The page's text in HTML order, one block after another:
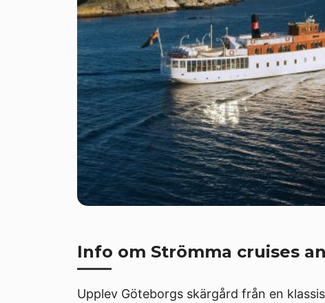
Info om Strömma cruises
Upplev Göteborgs skärgård från en